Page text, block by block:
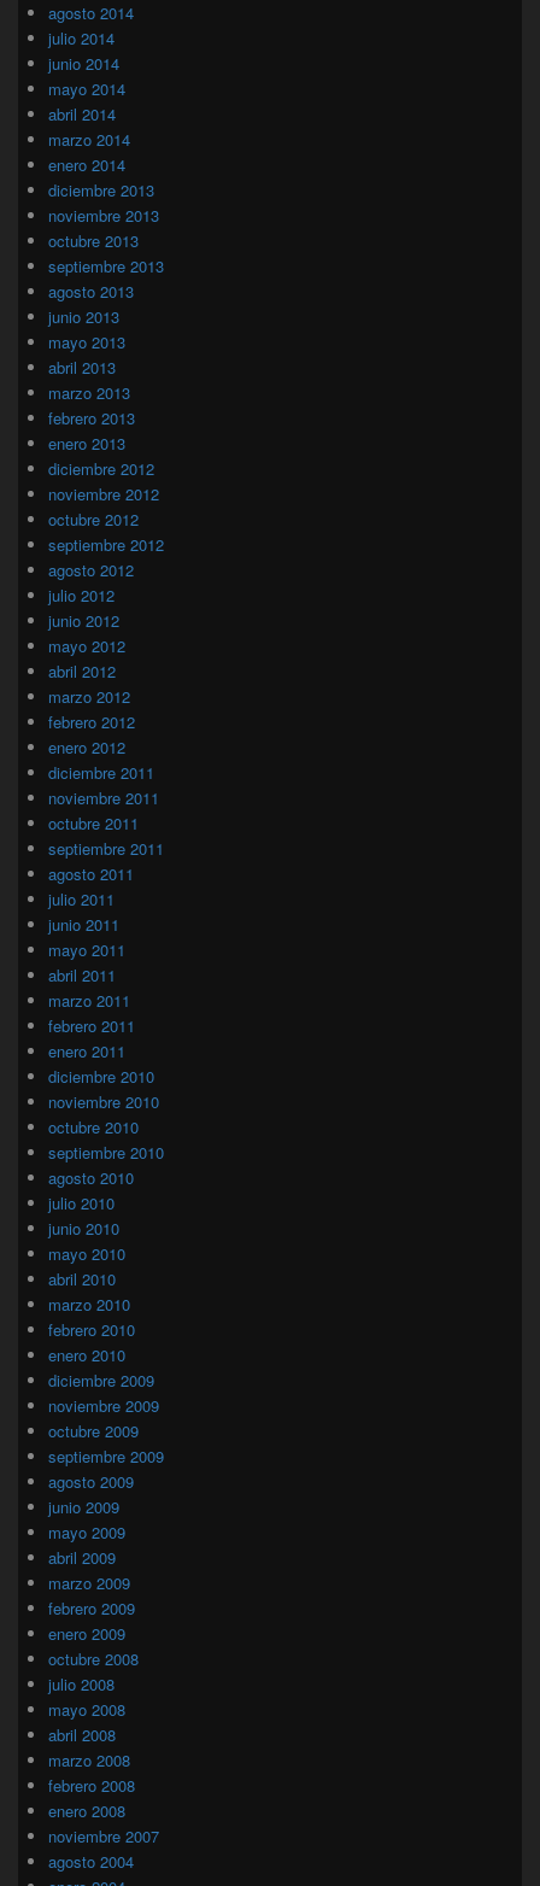
agosto 2014
julio 2014
junio 2014
mayo 2014
abril 2014
marzo 2014
enero 2014
diciembre 2013
noviembre 2013
octubre 2013
septiembre 2013
agosto 2013
junio 2013
mayo 2013
abril 2013
marzo 2013
febrero 2013
enero 2013
diciembre 2012
noviembre 2012
octubre 2012
septiembre 2012
agosto 2012
julio 2012
junio 2012
mayo 2012
abril 2012
marzo 2012
febrero 2012
enero 2012
diciembre 2011
noviembre 2011
octubre 2011
septiembre 2011
agosto 2011
julio 2011
junio 2011
mayo 2011
abril 2011
marzo 2011
febrero 2011
enero 2011
diciembre 2010
noviembre 2010
octubre 2010
septiembre 2010
agosto 2010
julio 2010
junio 2010
mayo 2010
abril 2010
marzo 2010
febrero 2010
enero 2010
diciembre 2009
noviembre 2009
octubre 2009
septiembre 2009
agosto 2009
junio 2009
mayo 2009
abril 2009
marzo 2009
febrero 2009
enero 2009
octubre 2008
julio 2008
mayo 2008
abril 2008
marzo 2008
febrero 2008
enero 2008
noviembre 2007
agosto 2004